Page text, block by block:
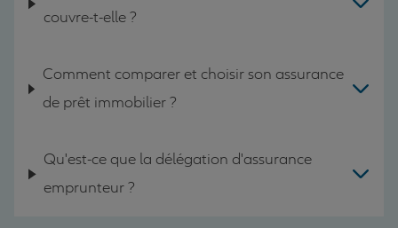
couvre-t-elle ?
Comment comparer et choisir son assurance
de prêt immobilier ?
Qu'est-ce que la délégation d'assurance
emprunteur ?